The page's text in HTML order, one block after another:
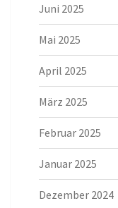
Juni 2025
Mai 2025
April 2025
März 2025
Februar 2025
Januar 2025
Dezember 2024